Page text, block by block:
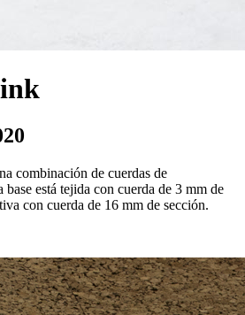
combinación de cuerdas de
está tejida con cuerda de 3 mm de
con cuerda de 16 mm de sección.